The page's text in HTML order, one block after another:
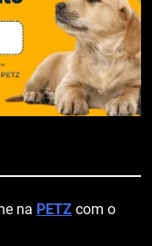
na PETZ com o